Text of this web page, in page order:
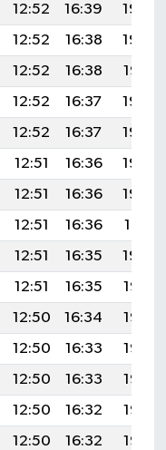
12:52 16:39
19:49
12:52 16:38
19:48
12:52 16:38
19:47
12:52 16:37
19:46
12:52 16:37
19:44
12:51 16:36
19:43
12:51 16:36
19:42
12:51 16:36
19:41
12:51 16:35
19:40
12:51 16:35
19:38
12:50 16:34
19:37
12:50 16:33
19:36
12:50 16:33
19:35
12:50 16:32
19:33
12:50 16:32
19:32